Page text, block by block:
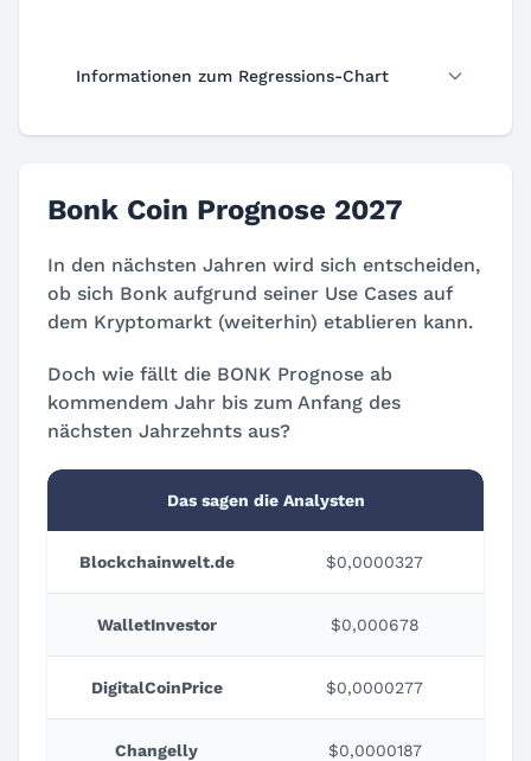
Informationen zum Regressions-Chart
Bonk Coin Prognose 2027
In den nächsten Jahren wird sich entscheiden,
ob sich Bonk aufgrund seiner Use Cases auf
dem Kryptomarkt (weiterhin) etablieren kann.
Doch wie fällt die BONK Prognose ab
kommendem Jahr bis zum Anfang des
nächsten Jahrzehnts aus?
Das sagen die Analysten
Blockchainwelt.de $0,0000327
WalletInvestor $0,000678
DigitalCoinPrice $0,0000277
Changelly $0,0000187